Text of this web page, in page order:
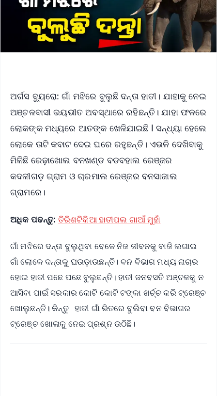
ଅର୍ଗସ ବ୍ୟୁରୋ: ଗାଁ ମଝିରେ ବୁଲୁଛି ଦନ୍ତା ହାତୀ। ଯାହାକୁ ନେଇ
ଅଞ୍ଚଳବାସୀ ଭୟଭୀତ ଅବସ୍ଥାରେ ରହିଛନ୍ତି। ଯାହା ଫଳରେ
ଲୋକଙ୍କ ମଧ୍ୟରେ ଆତଙ୍କ ଖେଳିଯାଇଛି l ସନ୍ଧ୍ୟା ହେଲେ
ଲୋକେ ତାଟି କବାଟ ଦେଇ ଘରେ ରହୁଛନ୍ତି। ଏଭଳି ଦେଖିବାକୁ
ମିଳିଛି ରେଢ଼ାଖୋଲ ବନଖଣ୍ଡ ବଡବହାଲ ରେଞ୍ଜର
କଦଳୀଗଡ଼ ଗ୍ରାମ ଓ ଚାରମାଲ ରେଞ୍ଜର ବନସାଜାଲ
ଗ୍ରାମରେ।
ଅଧିକ ପଢନ୍ତୁ: ତିରିଶଟିକିଆ ହାତୀପଲ ଗାଆଁ ମୁହାଁ
ଗାଁ ମଝିରେ ଦନ୍ତା ବୁଲୁଥିବା ବେଳେ ନିଜ ଜୀବନକୁ ବାଜି ଲଗାଇ
ଗାଁ ଲୋକେ ଦନ୍ତାକୁ ଘଉଡ଼ାଉଛନ୍ତି। ବନ ବିଭାଗ ମଧ୍ୟ ନାଚାର
ହୋଇ ହାତୀ ପଛେ ପଛେ ବୁଲୁଛନ୍ତି। ହାତୀ ଜନବସତି ଅଞ୍ଚଳକୁ ନ
ଆସିବା ପାଇଁ ସରକାର କୋଟି କୋଟି ଟଙ୍କା ଖର୍ଚ୍ଚ କରି ଟ୍ରେଞ୍ଚ
ଖୋଲୁଛନ୍ତି। କିନ୍ତୁ ହାତୀ ଗାଁ ଭିତରେ ବୁଲିବା ବନ ବିଭାଗର
ଟ୍ରେଞ୍ଚ ଖୋଳାକୁ ନେଇ ପ୍ରଶ୍ନ ଉଠିଛି।